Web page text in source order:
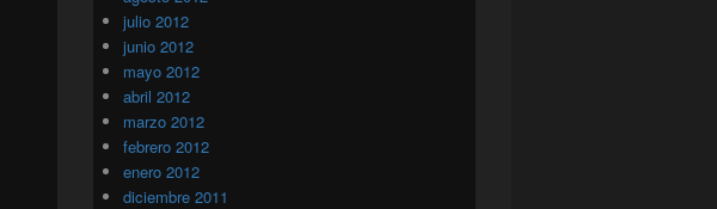
julio 2012
junio 2012
mayo 2012
abril 2012
marzo 2012
febrero 2012
enero 2012
diciembre 2011